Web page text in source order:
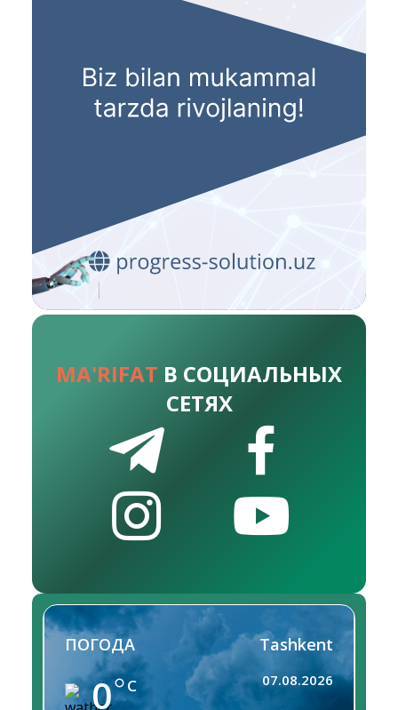
MA'RIFAT В СОЦИАЛЬНЫХ
СЕТЯХ
ПОГОДА
0 C
Tashkent
07.08.2026